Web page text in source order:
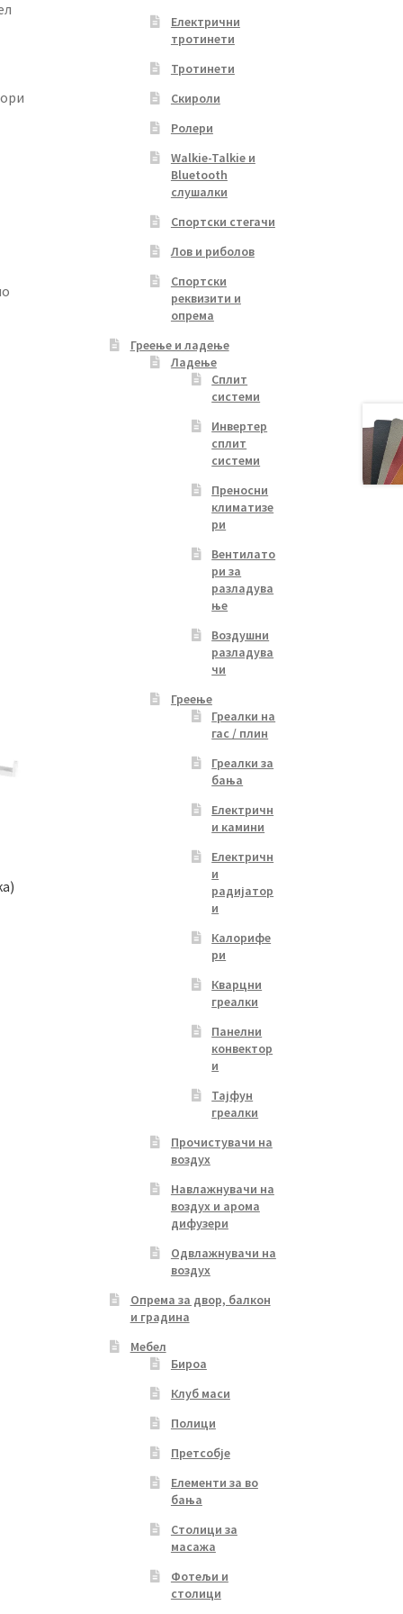
Електрични
тротинети
Тротинети
Скироли
Ролери
Walkie-Talkie и
Bluetooth
слушалки
Спортски стегачи
Лов и риболов
Спортски
реквизити и
опрема
Греење и ладење
Ладење
Сплит
системи
Инвертер
сплит
системи
Преносни
климатизе
ри
Вентилато
ри за
разладува
ње
Воздушни
разладува
чи
Греење
Греалки на
гас / плин
Греалки за
бања
Електричн
и камини
Електричн
и
радијатор
и
Калорифе
ри
Кварцни
греалки
Панелни
конвектор
и
Тајфун
греалки
Прочистувачи на
воздух
Навлажнувачи на
воздух и арома
дифузери
Одвлажнувачи на
воздух
Опрема за двор, балкон
и градина
Мебел
Бироа
Клуб маси
Полици
Претсобје
Елементи за во
бања
Столици за
масажа
Фотељи и
столици